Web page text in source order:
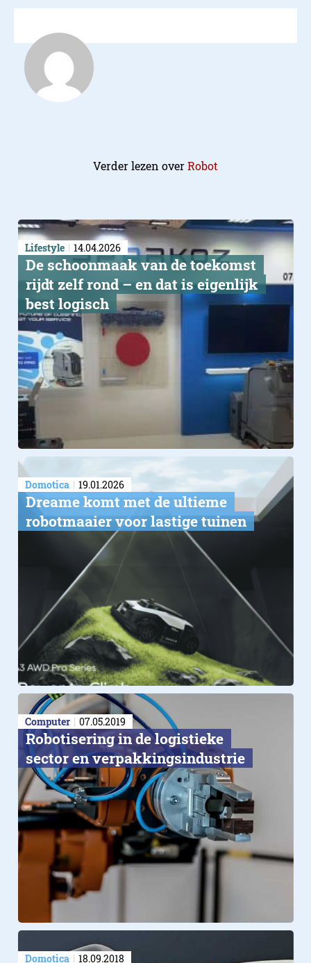
Verder lezen overRobot
Lifestyle 14.04.2026
De schoonmaak van de toekomst
rijdt zelf rond – en dat is eigenlijk
best logisch
Domotica 19.01.2026
Dreame komt met de ultieme
robotmaaier voor lastige tuinen
Computer 07.05.2019
​Robotisering in de logistieke
sector en verpakkingsindustrie
Domotica 18.09.2018